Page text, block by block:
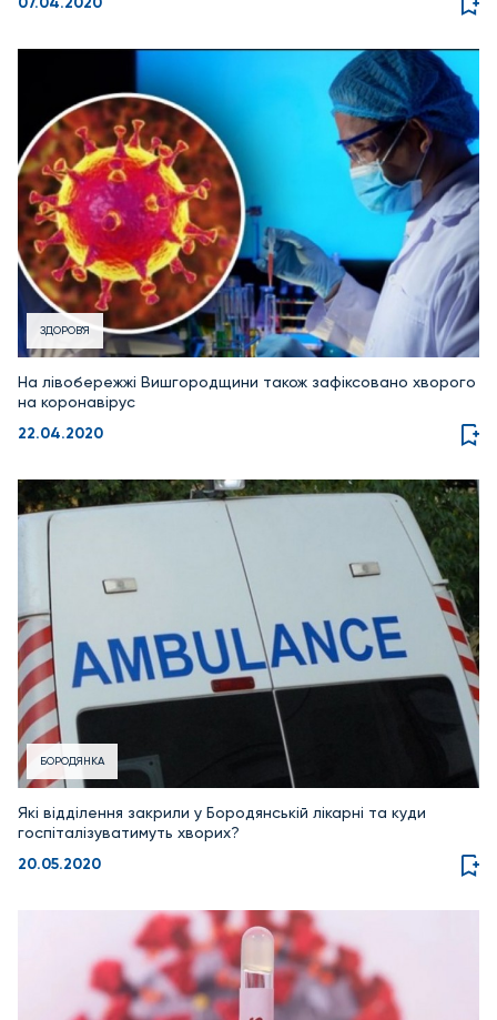
ЗДОРОВ'Я
На лівобережжі Вишгородщини також зафіксовано хворого
на коронавірус
22.04.2020
БОРОДЯНКА
Які відділення закрили у Бородянській лікарні та куди
госпіталізуватимуть хворих?
20.05.2020